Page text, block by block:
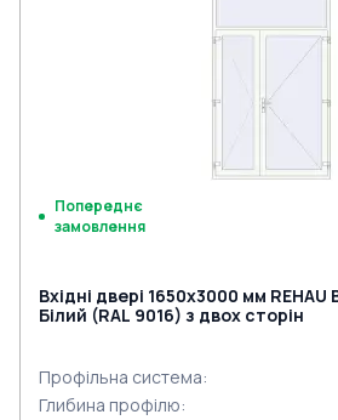
Попереднє
замовлення
Вхідні двері 1650x3000 мм
Білий (RAL 9016) з двох сторін
Профільна система:
Глибина профілю: